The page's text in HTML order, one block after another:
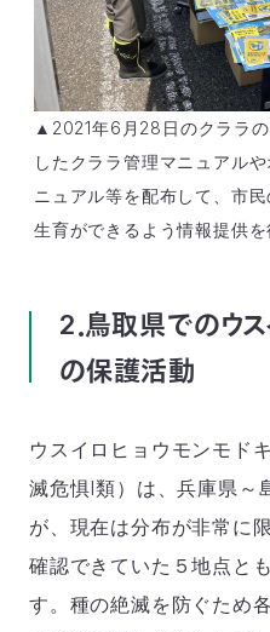
▲2021年6月28日のクララ
したクララ管理マニュアル
ニュアル等を配布して、市
生育ができるよう情報提供を
2．鳥取県でのウ
の保護活動
ウスイロヒョウモンモド
滅危惧I類）は、兵庫県～
が、現在は分布が非常に
確認できていた５地点と
す。種の絶滅を防ぐため